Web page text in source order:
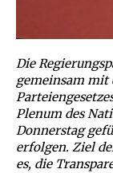
Die
gemeinsam mit
Plenum des
Donnerstag
erfolgen. Ziel
es, die